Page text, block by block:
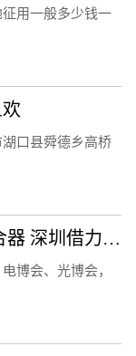
用一般多少钱一
口县舜德乡高桥
行业风向标 市场定盘星 资源聚合器 深圳借力会展打造产业发展活力场
博会、光博会，